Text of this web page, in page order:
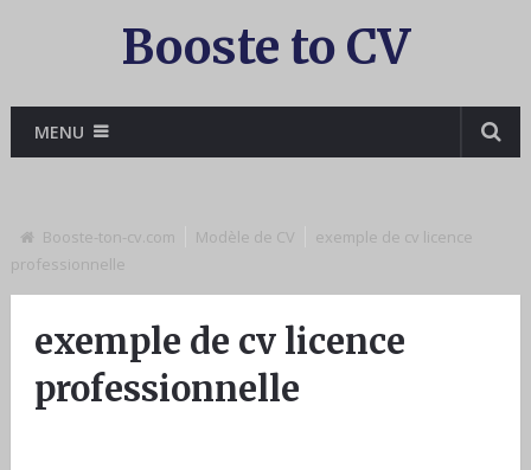
Booste to CV
MENU
Booste-ton-cv.com Modèle de CV
exemple de cv licence
professionnelle
exemple de cv licence
professionnelle